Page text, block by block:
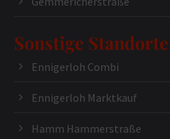
Sonstige Standorte
Ennigerloh Combi
Ennigerloh Marktkauf
Hamm Hammerstraße